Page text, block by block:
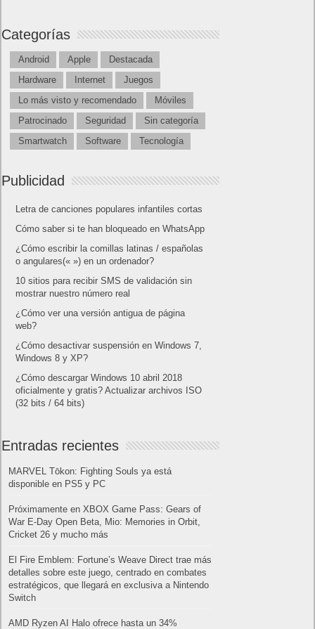
Categorías
Android Apple
Destacada
Hardware
Internet
Juegos
Lo más visto y recomendado
Móviles
Patrocinado
Seguridad
Sin categoría
Smartwatch
Software Tecnología
Publicidad
Letra de canciones populares infantiles cortas
Cómo saber si te han bloqueado en WhatsApp
¿Cómo escribir la comillas latinas / españolas
o angulares(« ») en un ordenador?
10 sitios para recibir SMS de validación sin
mostrar nuestro número real
¿Cómo ver una versión antigua de página
web?
¿Cómo desactivar suspensión en Windows 7,
Windows 8 y XP?
¿Cómo descargar Windows 10 abril 2018
oficialmente y gratis? Actualizar archivos ISO
(32 bits / 64 bits)
Entradas recientes
MARVEL Tōkon: Fighting Souls ya está
disponible en PS5 y PC
Próximamente en XBOX Game Pass: Gears of
War E-Day Open Beta, Mio: Memories in Orbit,
Cricket 26 y mucho más
El Fire Emblem: Fortune’s Weave Direct trae más
detalles sobre este juego, centrado en combates
estratégicos, que llegará en exclusiva a Nintendo
Switch
AMD Ryzen AI Halo ofrece hasta un 34%